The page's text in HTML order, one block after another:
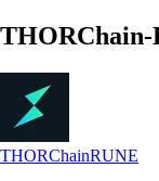
THORChain-
THORChainRUNE